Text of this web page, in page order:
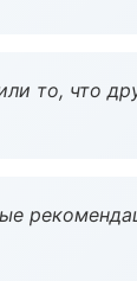
то, что